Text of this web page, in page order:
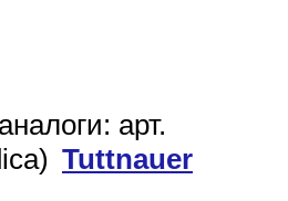
арт.
Tuttnauer